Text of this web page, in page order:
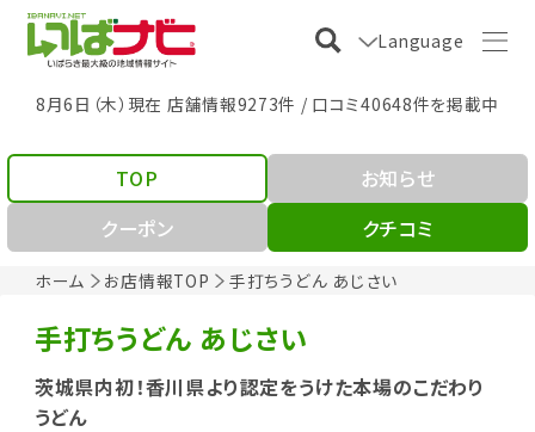
Language
8月6日（木）現在 店舗情報9273件 / 口コミ40648件を掲載中
ホーム お店情報TOP 手打ちうどん あじさい
TOP
お知らせ
クーポン
クチコミ
手打ちうどん あじさい
茨城県内初！香川県より認定をうけた本場のこだわり
うどん